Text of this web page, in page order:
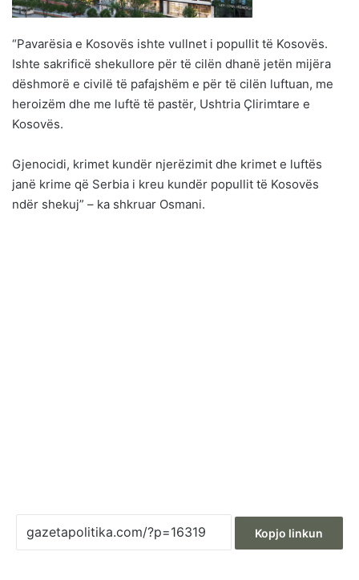
“Pavarësia e Kosovës ishte vullnet i popullit të Kosovës.
Ishte sakrificë shekullore për të cilën dhanë jetën mijëra
dëshmorë e civilë të pafajshëm e për të cilën luftuan, me
heroizëm dhe me luftë të pastër, Ushtria Çlirimtare e
Kosovës.
Gjenocidi, krimet kundër njerëzimit dhe krimet e luftës
janë krime që Serbia i kreu kundër popullit të Kosovës
ndër shekuj” – ka shkruar Osmani.
Kopjo linkun